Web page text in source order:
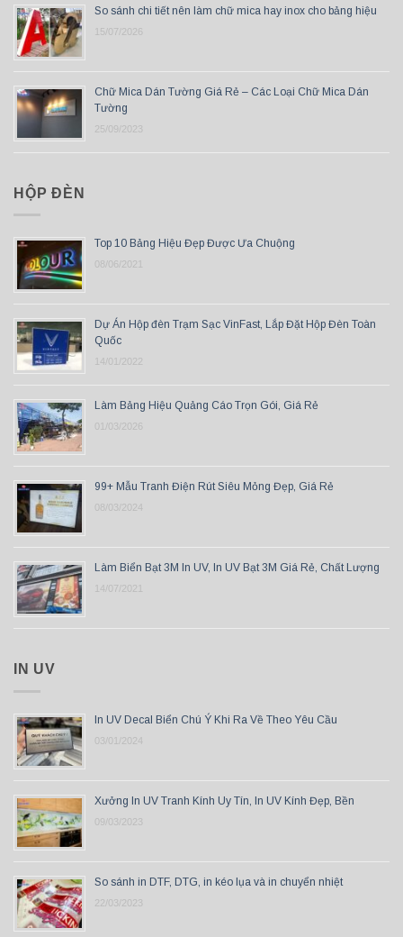
So sánh chi tiết nên làm chữ mica hay inox cho bảng hiệu
15/07/2026
Chữ Mica Dán Tường Giá Rẻ – Các Loại Chữ Mica Dán
Tường
25/09/2023
HỘP ĐÈN
Top 10 Bảng Hiệu Đẹp Được Ưa Chuộng
08/06/2021
Dự Án Hộp đèn Trạm Sạc VinFast, Lắp Đặt Hộp Đèn Toàn
Quốc
14/01/2022
Làm Bảng Hiệu Quảng Cáo Trọn Gói, Giá Rẻ
01/03/2026
99+ Mẫu Tranh Điện Rút Siêu Mỏng Đẹp, Giá Rẻ
08/03/2024
Làm Biển Bạt 3M In UV, In UV Bạt 3M Giá Rẻ, Chất Lượng
14/07/2021
IN UV
In UV Decal Biển Chú Ý Khi Ra Về Theo Yêu Cầu
03/01/2024
Xưởng In UV Tranh Kính Uy Tín, In UV Kính Đẹp, Bền
09/03/2023
So sánh in DTF, DTG, in kéo lụa và in chuyển nhiệt
22/03/2023